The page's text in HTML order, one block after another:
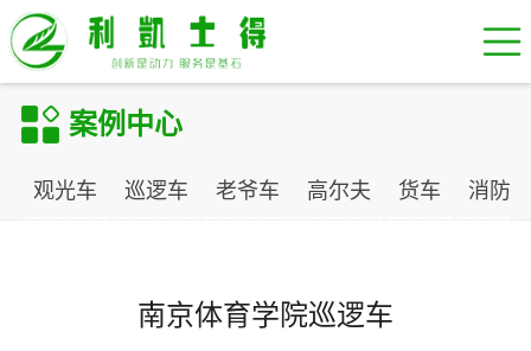
案例中心
观光车 巡逻车 老爷车 高尔夫 货车 消防车
南京体育学院巡逻车